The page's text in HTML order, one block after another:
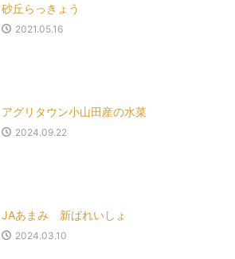
砂丘らっきょう
2021.05.16
アグリタウン小山田産の水菜
2024.09.22
JAあまみ 新ばれいしょ
2024.03.10